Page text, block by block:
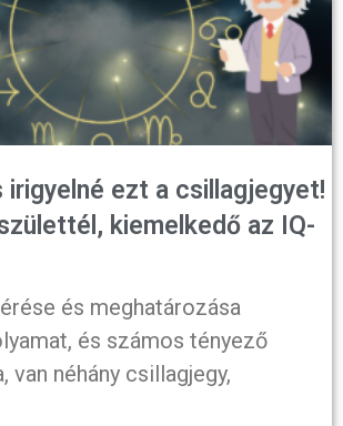
irigyelné ezt a csillagjegyet!
kiemelkedő az IQ-
és meghatározása
és számos tényező
van néhány csillagjegy,